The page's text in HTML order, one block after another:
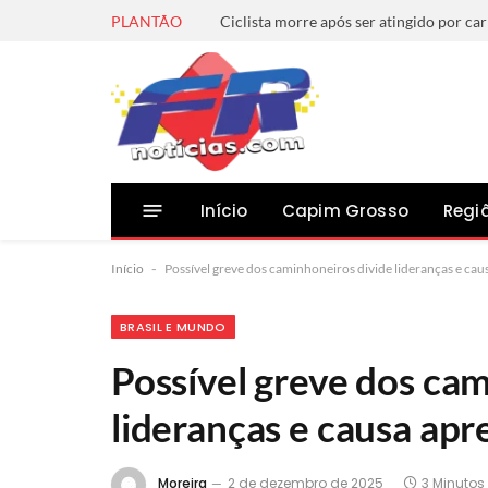
PLANTÃO
Início Capim Grosso
Início - Possível greve dos caminhoneiros divide lideranças e
BRASIL E MUNDO
Possível greve dos
lideranças e causa
Moreira 2 de dezembro de 2025 3